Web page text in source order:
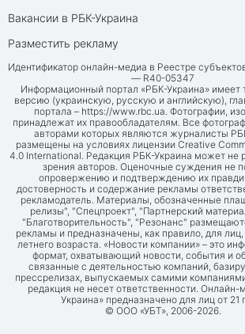
Вакансии в РБК-Украина
Разместить рекламу
Идентификатор онлайн-медиа в Реестре
— R40-05347
Информационный портал «РБК-Украина» имеет
версию (украинскую, русскую и английскую),
портала – https://www.rbc.ua. Фотографии,
принадлежат их правообладателям. Все
авторами которых являются журналисты
размещены на условиях лицензии Creative
4.0 International. Редакция РБК-Украина может не
зрения авторов. Оценочные суждения не
опровержению и подтверждению их
достоверность и содержание рекламы
рекламодатель. Материалы, обозначенные
релизы", "Спецпроект", "Партнерский
"Благотворительность", "Резонанс"
рекламы и предназначены, как правило, для
летнего возраста. «Новости компании» – это
формат, охватывающий новости, события и
связанные с деятельностью компаний,
прессрелизах, выпускаемых самими
редакция не несет ответственности.
Украина» предназначено для лиц от 21
© ООО «УБТ», 2006-2026.